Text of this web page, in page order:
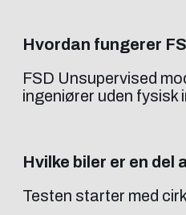
Hvordan fungerer
FSD Unsupervised
ingeniører uden fysisk
Hvilke biler er en
Testen starter med